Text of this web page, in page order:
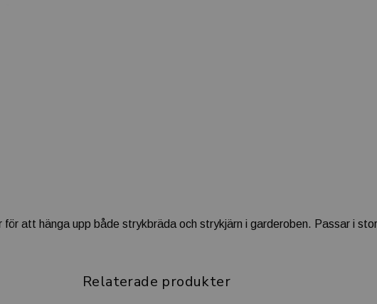
att hänga upp både strykbräda och strykjärn i garderoben. Passar i
Relaterade produkter